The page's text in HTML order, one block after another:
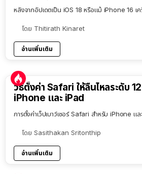
หลังจากอัปเดตเป็น iOS 18 หรือแม้ iPhone 16 เ
โดย Thitirath Kinaret
อ่านเพิ่มเติม
วิธีตั้งค่า Safari ให้ลื่นไหลระดับ
iPhone และ iPad
การตั้งค่าเว็ปเบาว์เซอร์ Safari สำหรับ iPhone แ
โดย Sasithakan Sritonthip
อ่านเพิ่มเติม